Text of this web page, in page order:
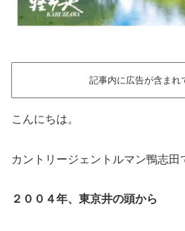
記事内に広告が含まれ
こんにちは。
カントリージェントルマン鴨志田
２００４年、東京井の頭から